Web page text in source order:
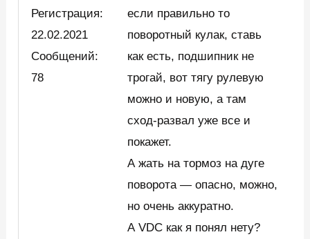
Регистрация:
22.02.2021
Сообщений:
78
если правильно то
поворотный кулак, ставь
как есть, подшипник не
трогай, вот тягу рулевую
можно и новую, а там
сход-развал уже все и
покажет.
А жать на тормоз на дуге
поворота — опасно, можно,
но очень аккуратно.
А VDC как я понял нету?